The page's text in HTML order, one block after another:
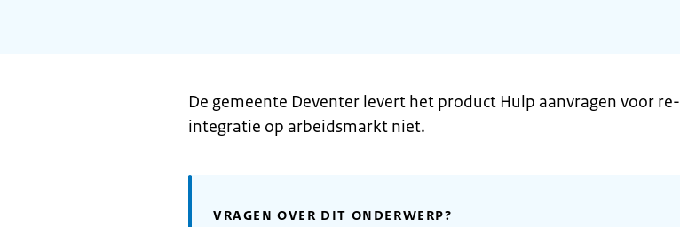
De gemeente Deventer levert het product Hulp aanvragen voor re-
integratie op arbeidsmarkt niet.
VRAGEN OVER DIT ONDERWERP?